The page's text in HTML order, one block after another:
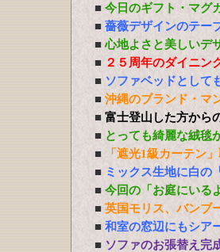
■ 今日のギフト・マグ
■ 薔薇デザインのテー
■ 心地よさと美しいデ
■ ２５周年のダイニン
■ ソファベッドとして
■ 沖縄のブランド・マ
■ 富士登山した方から
■ とっても綺麗な絨毯
■
「遮光1級カーテン
■ ミックス生地に白の
■ 今回の「お庭にいる
■ 英国モリス、バンブ
■ 和室の窓辺にもシア
■ ソファのお張替え完